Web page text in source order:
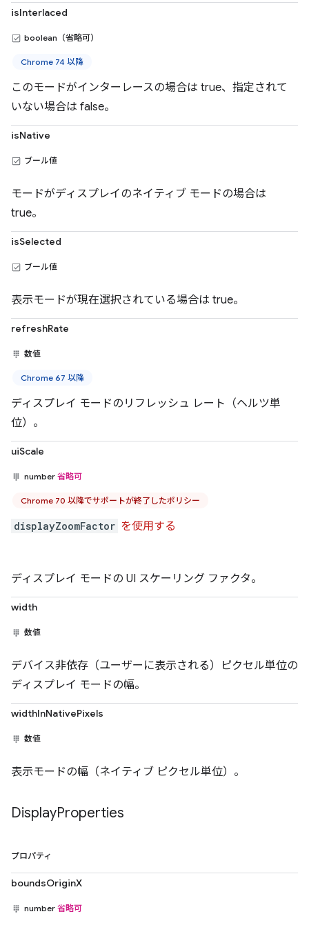
isInterlaced
boolean（省略可）
Chrome 74 以降
このモードがインターレースの場合は true、指定されて
いない場合は false。
isNative
ブール値
モードがディスプレイのネイティブ モードの場合は
true。
isSelected
ブール値
表示モードが現在選択されている場合は true。
refreshRate
数値
Chrome 67 以降
ディスプレイ モードのリフレッシュ レート（ヘルツ単
位）。
uiScale
number 省略可
Chrome 70 以降でサポートが終了したポリシー
displayZoomFactor を使用する
ディスプレイ モードの UI スケーリング ファクタ。
width
数値
デバイス非依存（ユーザーに表示される）ピクセル単位の
ディスプレイ モードの幅。
widthInNativePixels
数値
表示モードの幅（ネイティブ ピクセル単位）。
DisplayProperties
プロパティ
boundsOriginX
number 省略可